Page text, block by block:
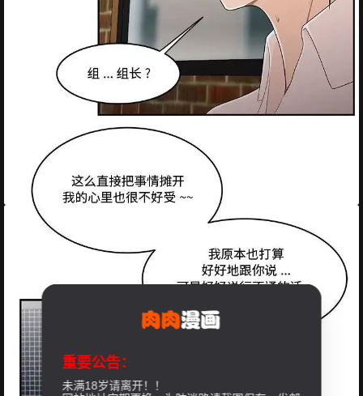
重要公告：
未满18岁请离开！！